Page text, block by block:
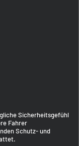
Sicherheitsgefühl
Fahrer
Schutz- und